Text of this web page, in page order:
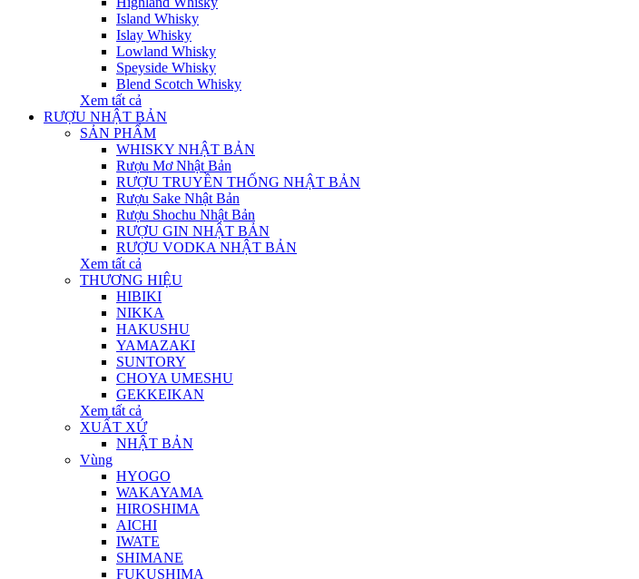
Island Whisky
Islay Whisky
Lowland Whisky
Speyside Whisky
Blend Scotch Whisky
Xem tất cả
RƯỢU NHẬT BẢN
SẢN PHẨM
WHISKY NHẬT BẢN
Rượu Mơ Nhật Bản
RƯỢU TRUYỀN THỐNG NHẬT BẢN
Rượu Sake Nhật Bản
Rượu Shochu Nhật Bản
RƯỢU GIN NHẬT BẢN
RƯỢU VODKA NHẬT BẢN
Xem tất cả
THƯƠNG HIỆU
HIBIKI
NIKKA
HAKUSHU
YAMAZAKI
SUNTORY
CHOYA UMESHU
GEKKEIKAN
Xem tất cả
XUẤT XỨ
NHẬT BẢN
Vùng
HYOGO
WAKAYAMA
HIROSHIMA
AICHI
IWATE
SHIMANE
FUKUSHIMA